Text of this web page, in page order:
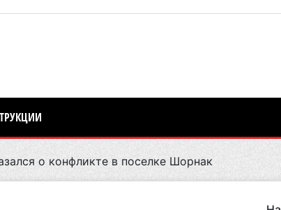
о конфликте в поселке Шорнак